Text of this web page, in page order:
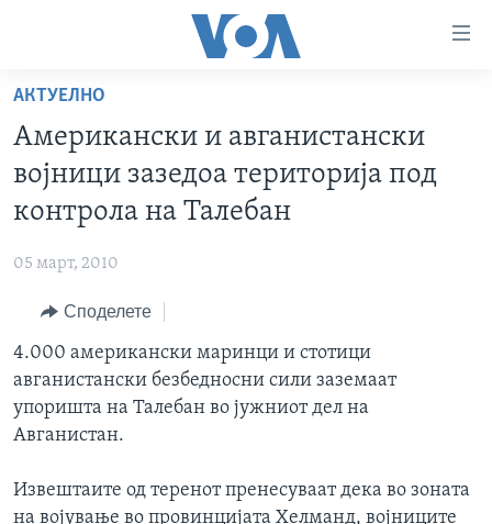
пристапност
Премини
на
главната
содржина
Премини
до
навигација
Пребарувај
РУБРИКИ
СВЕТ
ЕКОНОМИЈА
ПОЛИТИКА
НАУКА
ИНТЕРВЈУА
ФОТОГАЛЕРИИ
АРХИВИРАНА ПРОГРАМА
NEWSFLASH - АРХИВА
ВЕСТИ ОД САД ВО МИНУТА - АРХИВА
ИЗБОРИ ВО САД 2020 - АРХИВА
ЗА НАС
Learning English
НАКУСО...
АКТУЕЛНО
Американски и авганистански
војници зазедоа територија под
контрола на Талебан
05 март, 2010
Споделете
4.000 американски маринци и стотици
авганистански безбедносни сили заземаат
упоришта на Талебан во јужниот дел на
Авганистан.
Извештаите од теренот пренесуваат дека во зоната
на војување во провинцијата Хелманд, војниците